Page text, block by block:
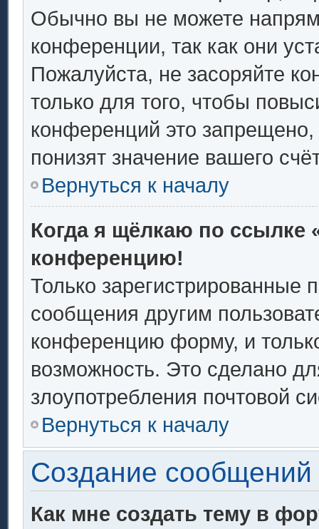
Обычно вы не можете
конференции, так как они
Пожалуйста, не засоряйте
только для того, чтобы
конференций это
понизят значение вашего
Вернуться к началу
Когда я щёлкаю по ссылке
конференцию!
Только зарегистрированные
сообщения другим
конференцию форму, и
возможность. Это сделано
злоупотребления почтовой
Вернуться к началу
Создание сообщений
Как мне создать тему в